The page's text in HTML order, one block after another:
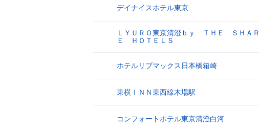
デイナイスホテル東京
ＬＹＵＲＯ東京清澄ｂｙ ＴＨＥ ＳＨＡＲ
Ｅ ＨＯＴＥＬＳ
ホテルリブマックス日本橋箱崎
東横ＩＮＮ東西線木場駅
コンフォートホテル東京清澄白河